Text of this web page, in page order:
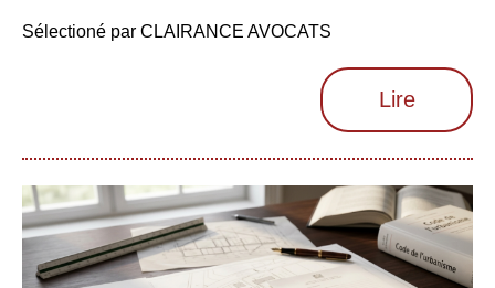
Sélectioné par CLAIRANCE AVOCATS
Lire